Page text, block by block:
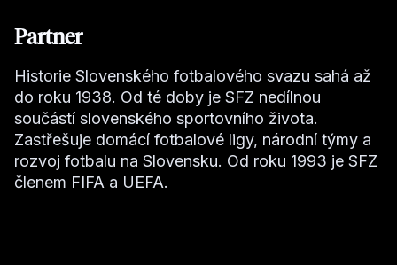
Partner
Historie Slovenského fotbalového svazu sahá až
do roku 1938. Od té doby je SFZ nedílnou
součástí slovenského sportovního života.
Zastřešuje domácí fotbalové ligy, národní týmy a
rozvoj fotbalu na Slovensku. Od roku 1993 je SFZ
členem FIFA a UEFA.